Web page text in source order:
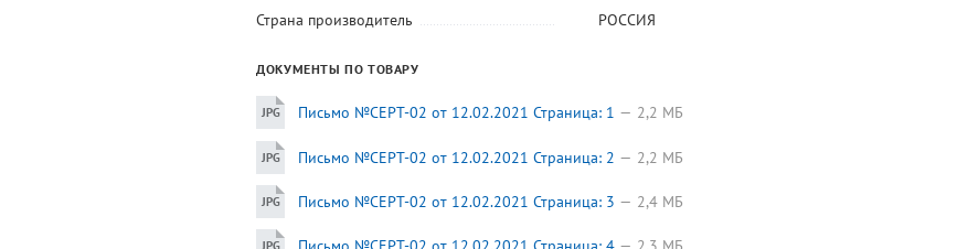
Страна производитель
РОССИЯ
ДОКУМЕНТЫ ПО ТОВАРУ
Письмо №СЕРТ-02 от 12.02.2021 Страница: 1 2,2 МБ
Письмо №СЕРТ-02 от 12.02.2021 Страница: 2 2,2 МБ
Письмо №СЕРТ-02 от 12.02.2021 Страница: 3 2,4 МБ